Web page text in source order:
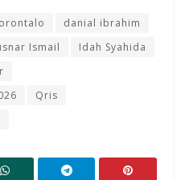
danial ibrahim
Ismail
Idah Syahida
Qris